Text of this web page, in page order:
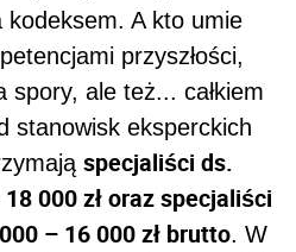
kodeksem. A kto umie
przyszłości,
spory, ale też... całkiem
stanowisk eksperckich
specjaliści ds.
000 zł oraz specjaliści
– 16 000 zł brutto. W